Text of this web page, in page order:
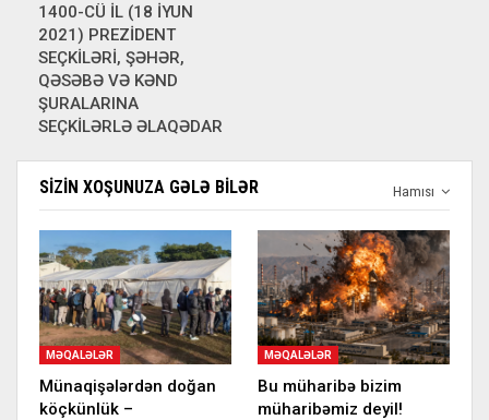
1400-CÜ İL (18 İYUN
2021) PREZİDENT
SEÇKİLƏRİ, ŞƏHƏR,
QƏSƏBƏ VƏ KƏND
ŞURALARINA
SEÇKİLƏRLƏ ƏLAQƏDAR
Hamısı
SIZIN XOŞUNUZA GƏLƏ BILƏR
MƏQALƏLƏR
Münaqişələrdən doğan
köçkünlük –
MƏQALƏLƏR
Bu müharibə bizim
müharibəmiz deyil!